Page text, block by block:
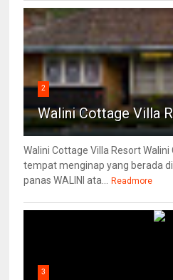
2
Walini Cottage Villa
Walini Cottage Villa Resort
tempat menginap yang berada
panas WALINI ata...
Readmore
3